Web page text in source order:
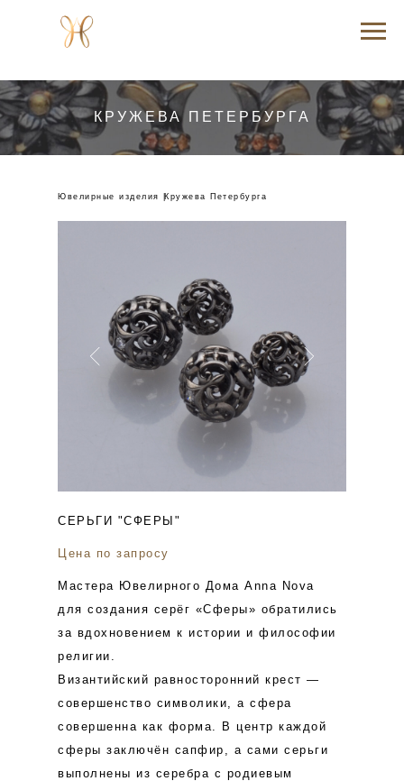
КРУЖЕВА ПЕТЕРБУРГА
Ювелирные изделия |Кружева Петербурга
СЕРЬГИ "СФЕРЫ"
Цена по запросу
Мастера Ювелирного Дома Anna Nova
для создания серёг «Сферы» обратились
за вдохновением к истории и философии
религии.
Византийский равносторонний крест —
совершенство символики, а сфера
совершенна как форма. В центр каждой
сферы заключён сапфир, а сами серьги
выполнены из серебра с родиевым